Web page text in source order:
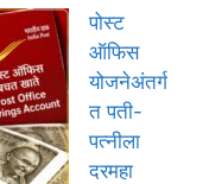
पोस्ट
ऑफिस
योजनेअंतर्ग
त पती-
पत्नीला
दरमहा